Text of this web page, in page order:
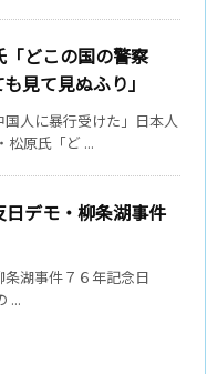
どこの国の警察
見て見ぬふり」
国人に暴行受けた」日本人
松原氏「ど ...
デモ・柳条湖事件
湖事件７６年記念日
...